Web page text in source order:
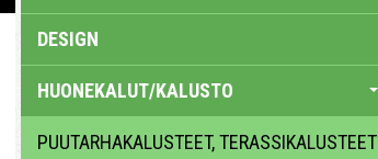
DESIGN
HUONEKALUT/KALUSTO
PUUTARHAKALUSTEET, TERASSIKALUSTEET